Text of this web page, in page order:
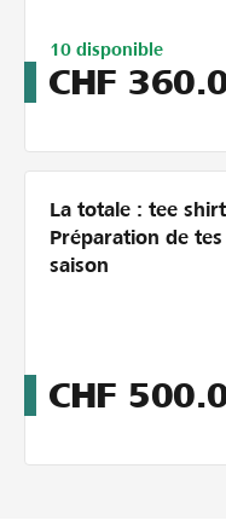
Limitiert
auf
10
10 disponible
CHF
La totale : tee
Préparation de
saison
CHF